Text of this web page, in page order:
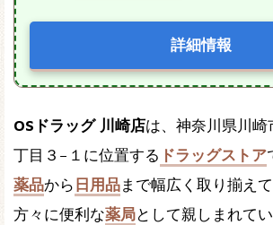
詳細情報
OSドラッグ 川崎店は、神奈川県川崎
丁目３−１に位置する ドラッグストア
薬品から 日用品まで幅広く取り揃え
方々に便利な薬局として親しまれてい